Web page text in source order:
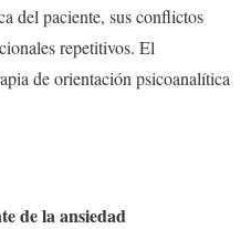
del paciente, sus conflictos
repetitivos. El
de orientación psicoanalítica
de la ansiedad